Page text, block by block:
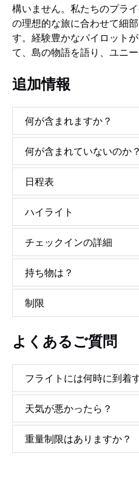
構いません。私たちのプラ
の理想的な旅に合わせて細
す。経験豊かなパイロット
て、島の物語を語り、ユニ
追加情報
何が含まれますか？
何が含まれていないのか？
日程表
ハイライト
チェックインの詳細
持ち物は？
制限
よくあるご質問
フライトには何時に到着
天気が悪かったら？
重量制限はありますか？